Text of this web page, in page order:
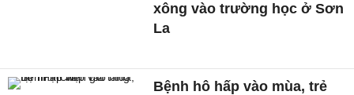
xông vào trường học ở Sơn
La
Bệnh hô hấp vào mùa, trẻ